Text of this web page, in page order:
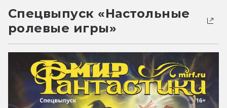
Спецвыпуск «Настольные
ролевые игры»